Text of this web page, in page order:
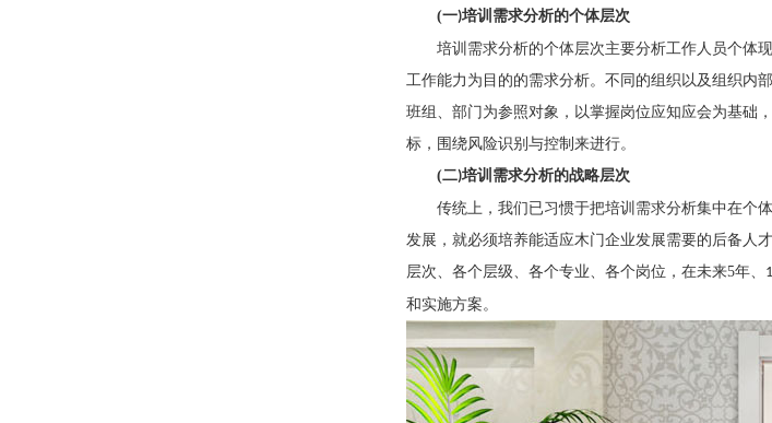
(一)培训需求分析的个体层次
培训需求分析的个体层次主要分析工作人员个体
工作能力为目的的需求分析。不同的组织以及组织内
班组、部门为参照对象，以掌握岗位应知应会为基础
标，围绕风险识别与控制来进行。
(二)培训需求分析的战略层次
传统上，我们已习惯于把培训需求分析集中在个
发展，就必须培养能适应木门企业发展需要的后备人
层次、各个层级、各个专业、各个岗位，在未来5年、
和实施方案。